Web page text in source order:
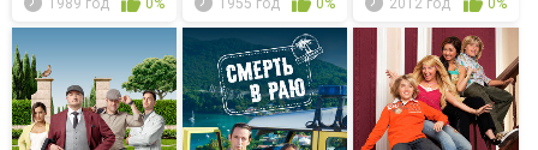
1989 год 0% 1955 год 0% 2012 год 0%